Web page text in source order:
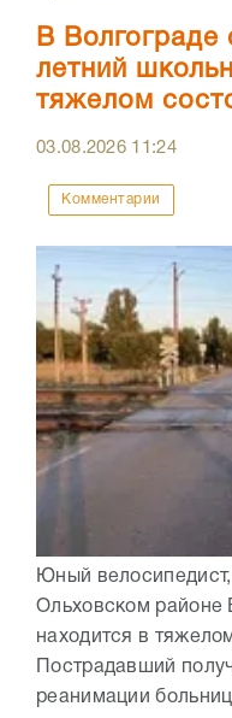
В
летний
тяжелом
03.08.2026 11:24
Комментарии
Юный
Ольховском районе
находится в
Пострадавший
реанимации